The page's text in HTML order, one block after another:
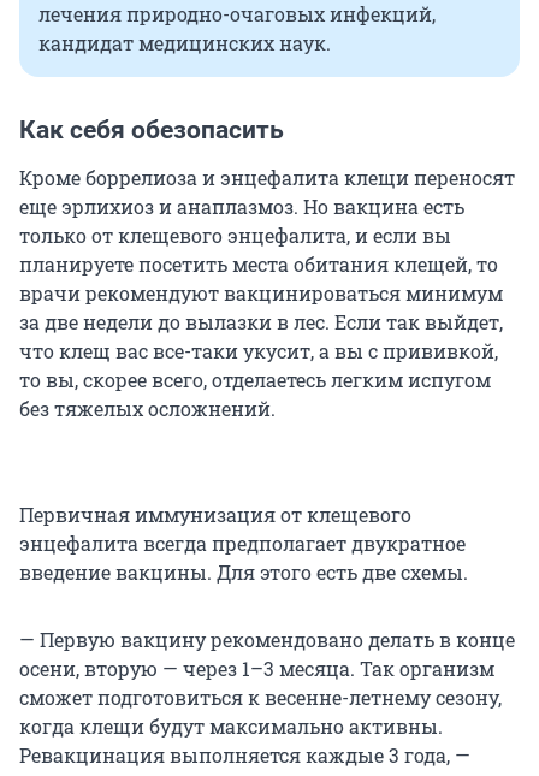
лечения природно-очаговых инфекций,
кандидат медицинских наук.
Как себя обезопасить
Кроме боррелиоза и энцефалита клещи переносят
еще эрлихиоз и анаплазмоз. Но вакцина есть
только от клещевого энцефалита, и если вы
планируете посетить места обитания клещей, то
врачи рекомендуют вакцинироваться минимум
за две недели до вылазки в лес. Если так выйдет,
что клещ вас все-таки укусит, а вы с прививкой,
то вы, скорее всего, отделаетесь легким испугом
без тяжелых осложнений.
Первичная иммунизация от клещевого
энцефалита всегда предполагает двукратное
введение вакцины. Для этого есть две схемы.
— Первую вакцину рекомендовано делать в конце
осени, вторую — через 1–3 месяца. Так организм
сможет подготовиться к весенне-летнему сезону,
когда клещи будут максимально активны.
Ревакцинация выполняется каждые 3 года, —